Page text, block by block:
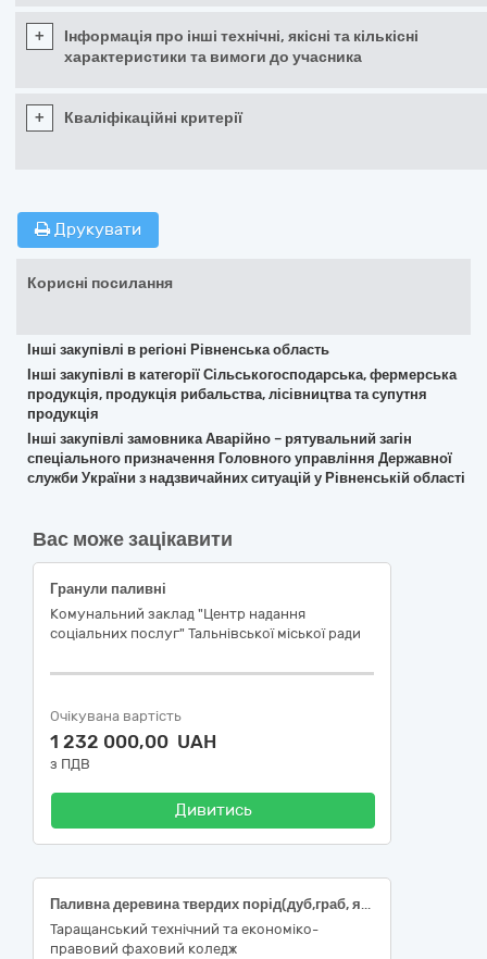
+
Інформація про інші технічні, якісні та кількісні
характеристики та вимоги до учасника
+ Кваліфікаційні критерії
Друкувати
Корисні посилання
Інші закупівлі в регіоні Рівненська область
Інші закупівлі в категорії Сільськогосподарська, фермерська
продукція, продукція рибальства, лісівництва та супутня
продукція
Інші закупівлі замовника Аварійно – рятувальний загін
спеціального призначення Головного управління Державної
служби України з надзвичайних ситуацій у Рівненській області
Вас може зацікавити
Гранули паливні
Комунальний заклад "Центр надання
соціальних послуг" Тальнівської міської ради
Очікувана вартість
1 232 000,00 UAH
з ПДВ
Дивитись
Паливна деревина твердих порід(дуб,граб, ясен, акація)
Таращанський технічний та економіко-
правовий фаховий коледж